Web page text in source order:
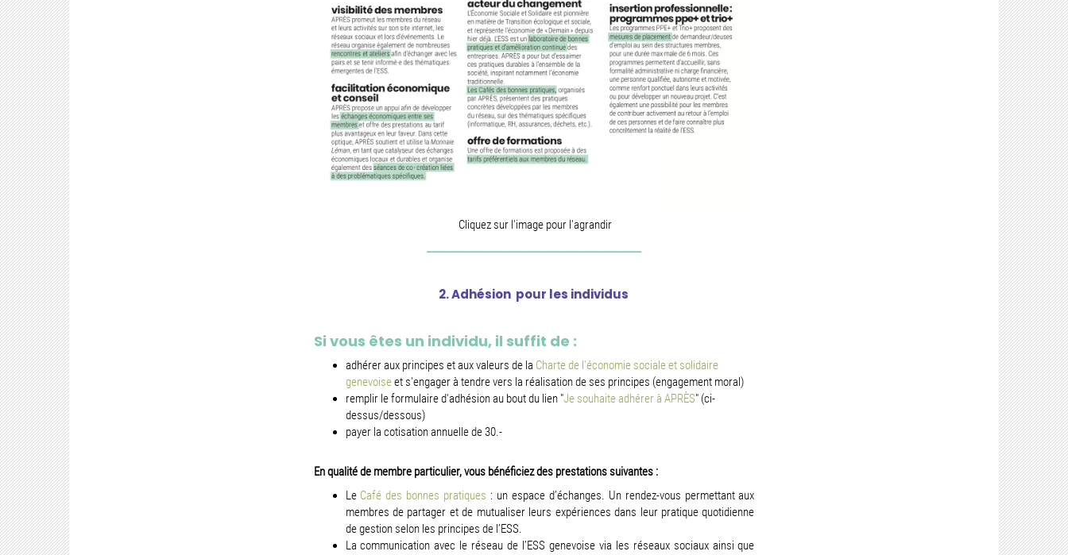
Cliquez sur l'image pour l'agrandir
_____________________________________________
2. Adhésion pour les individus
Si vous êtes un individu, il suffit de :
adhérer aux principes et aux valeurs de la Charte de l'économie sociale et solidaire
genevoiseet s'engager à tendre vers la réalisation de ses principes (engagement moral)
remplir le formulaire d'adhésion au bout du lien "Je souhaite adhérer à APRÈS" (ci-
dessus/dessous)
payer la cotisation annuelle de 30.-
En qualité de membre particulier, vous bénéficiez des prestations suivantes :
Le Café des bonnes pratiques : un espace d’échanges. Un rendez-vous permettant aux
membres de partager et de mutualiser leurs expériences dans leur pratique quotidienne
de gestion selon les principes de l’ESS.
La communication avec le réseau de l’ESS genevoise via les réseaux sociaux ainsi que